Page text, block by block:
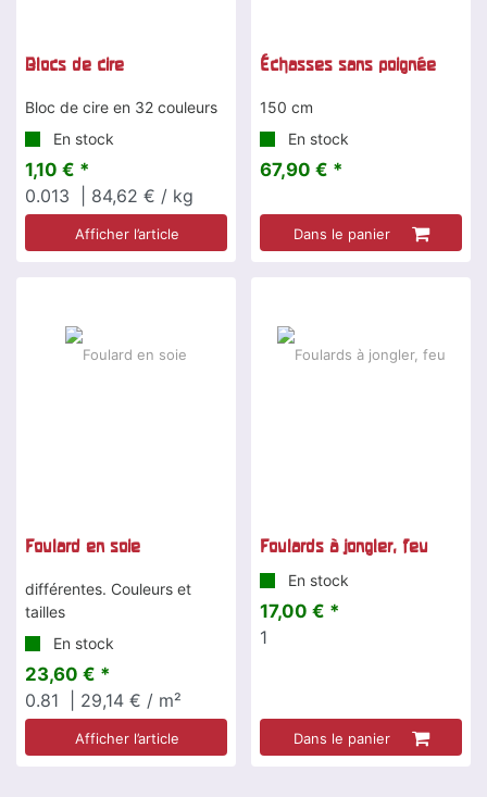
Blocs de cire
Bloc de cire en 32 couleurs
En stock
1,10 € *
0.013
| 84,62 € / kg
Afficher l’article
Échasses sans poignée
150 cm
En stock
67,90 € *
Dans le panier
Foulard en soie
différentes. Couleurs et
tailles
En stock
23,60 € *
0.81
| 29,14 € / m²
Afficher l’article
Foulards à jongler, feu
En stock
17,00 € *
1
Dans le panier